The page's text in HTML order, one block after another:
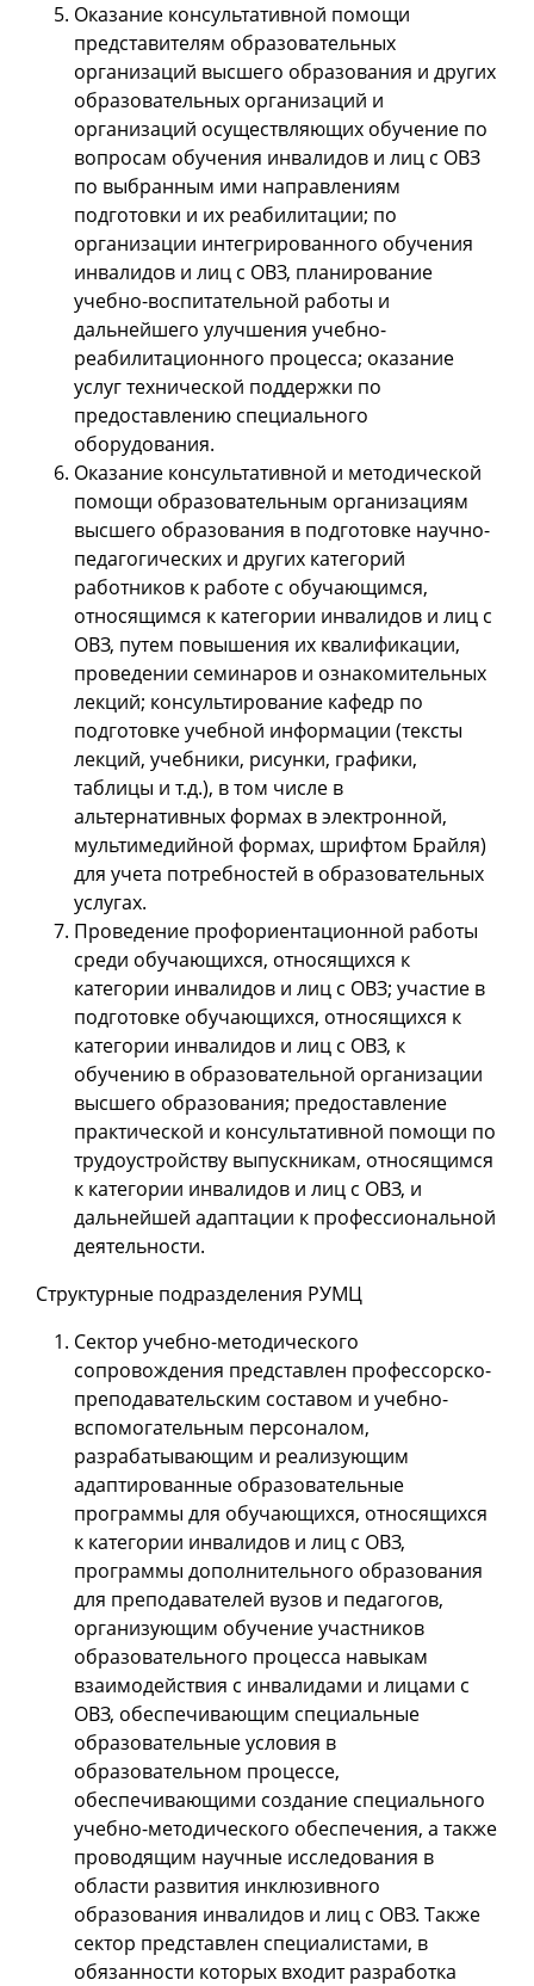
Оказание консультативной помощи
представителям образовательных
организаций высшего образования и других
образовательных организаций и
организаций осуществляющих обучение по
вопросам обучения инвалидов и лиц с ОВЗ
по выбранным ими направлениям
подготовки и их реабилитации; по
организации интегрированного обучения
инвалидов и лиц с ОВЗ, планирование
учебно-воспитательной работы и
дальнейшего улучшения учебно-
реабилитационного процесса; оказание
услуг технической поддержки по
предоставлению специального
оборудования.
Оказание консультативной и методической
помощи образовательным организациям
высшего образования в подготовке научно-
педагогических и других категорий
работников к работе с обучающимся,
относящимся к категории инвалидов и лиц с
ОВЗ, путем повышения их квалификации,
проведении семинаров и ознакомительных
лекций; консультирование кафедр по
подготовке учебной информации (тексты
лекций, учебники, рисунки, графики,
таблицы и т.д.), в том числе в
альтернативных формах в электронной,
мультимедийной формах, шрифтом Брайля)
для учета потребностей в образовательных
услугах.
Проведение профориентационной работы
среди обучающихся, относящихся к
категории инвалидов и лиц с ОВЗ; участие в
подготовке обучающихся, относящихся к
категории инвалидов и лиц с ОВЗ, к
обучению в образовательной организации
высшего образования; предоставление
практической и консультативной помощи по
трудоустройству выпускникам, относящимся
к категории инвалидов и лиц с ОВЗ, и
дальнейшей адаптации к профессиональной
деятельности.
Структурные подразделения РУМЦ
Сектор учебно-методического
сопровождения представлен профессорско-
преподавательским составом и учебно-
вспомогательным персоналом,
разрабатывающим и реализующим
адаптированные образовательные
программы для обучающихся, относящихся
к категории инвалидов и лиц с ОВЗ,
программы дополнительного образования
для преподавателей вузов и педагогов,
организующим обучение участников
образовательного процесса навыкам
взаимодействия с инвалидами и лицами с
ОВЗ, обеспечивающим специальные
образовательные условия в
образовательном процессе,
обеспечивающими создание специального
учебно-методического обеспечения, а также
проводящим научные исследования в
области развития инклюзивного
образования инвалидов и лиц с ОВЗ. Также
сектор представлен специалистами, в
обязанности которых входит разработка